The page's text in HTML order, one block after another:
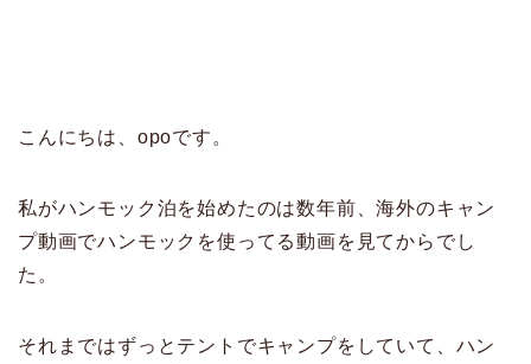
こんにちは、opoです。
私がハンモック泊を始めたのは数年前、海外のキャン
プ動画でハンモックを使ってる動画を見てからでし
た。
それまではずっとテントでキャンプをしていて、ハン